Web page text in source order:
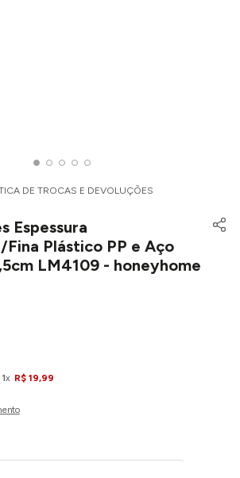
DE TROCAS E DEVOLUÇÕES
Espessura
Plástico PP e Aço
LM4109 - honeyhome
1x R$ 19,99